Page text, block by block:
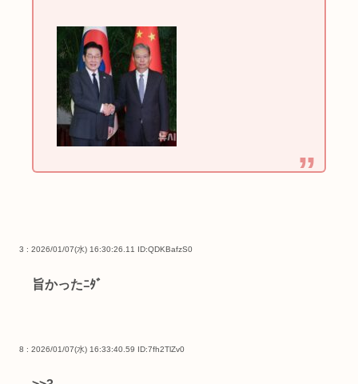
3 : 2026/01/07(水) 16:30:26.11 ID:QDKBafzS0
旨かったﾆﾀﾞ
8 : 2026/01/07(水) 16:33:40.59 ID:7fh2TlZv0